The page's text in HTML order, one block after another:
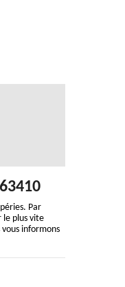
Par
le plus vite
informons